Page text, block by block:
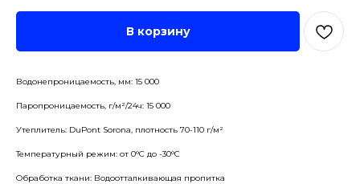
В корзину
Водонепроницаемость, мм: 15 000
Паропроницаемость, г/м²/24ч: 15 000
Утеплитель: DuPont Sorona, плотность 70-110 г/м²
Температурный режим: от 0°С до -30°С
Обработка ткани: Водоотталкивающая пропитка